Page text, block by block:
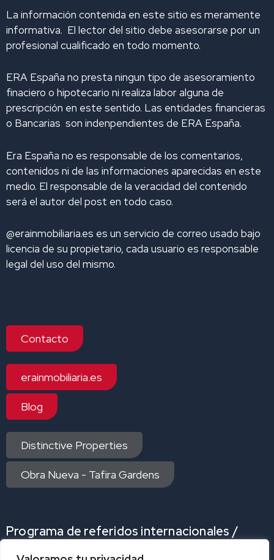
n k a
m
La información contenida en este sitio es meramente
informativa. El lector del sitio debe asesorarse por un
profesional cualificado en todo momento.
ERA España no presta ningun tipo de asesoramiento
finaciero o hipotecario ni realiza labor alguna de
prescripción en este sentido. Las entidades financieras
o Bancarias son indenpendientes de ERA España.
Era España no es responsable de los comentarios,
contenidos ni de las informaciones aparecidas en este
medio. El responsable de la veracidad del contenido
será el autor del post en todo caso.
@erainmobiliaria.es es un servicio de correo usado bajo
licencia de su propietario, cada usuario es responsable
legal del uso del mismo.
Contacto
erainmobiliaria.es
Blog
Distinctive Properties
Obra Nueva - Tafira Gardens
Programa de referidos internacionales /
Internacional Referrals Program